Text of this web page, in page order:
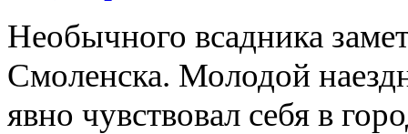
Необычного всадника
Смоленска. Молодой
явно чувствовал себя в